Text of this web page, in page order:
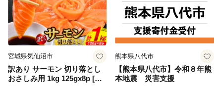
宮城県気仙沼市
訳あり サーモン 切り落とし
おさしみ用 1kg 125gx8p [足
熊本県八代市
【熊本県八代市】令和８年熊
本地震 災害支援